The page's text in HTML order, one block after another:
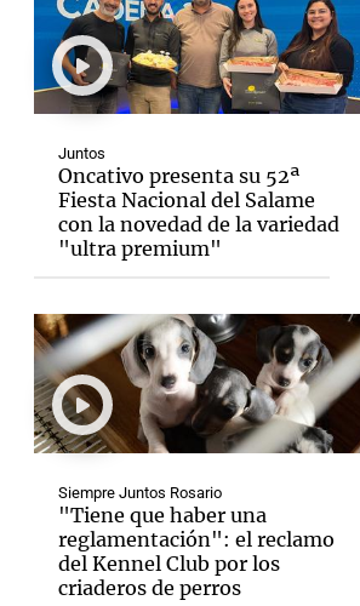
Juntos
Oncativo presenta su 52ª
Fiesta Nacional del Salame
con la novedad de la variedad
"ultra premium"
Siempre Juntos Rosario
"Tiene que haber una
reglamentación": el reclamo
del Kennel Club por los
criaderos de perros
Notas
El